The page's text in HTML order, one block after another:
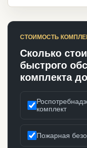
СТОИМОСТЬ
Сколько
быстрого
комплекта
комплект
Пожарная